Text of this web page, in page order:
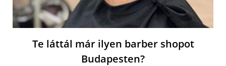
Te láttál már ilyen barber shopot
Budapesten?